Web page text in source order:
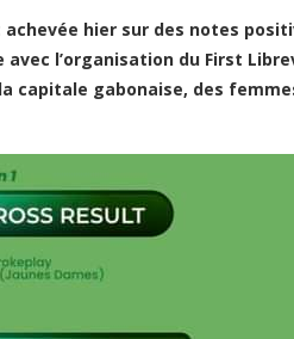
achevée hier sur des notes
l’organisation du First
capitale gabonaise, des